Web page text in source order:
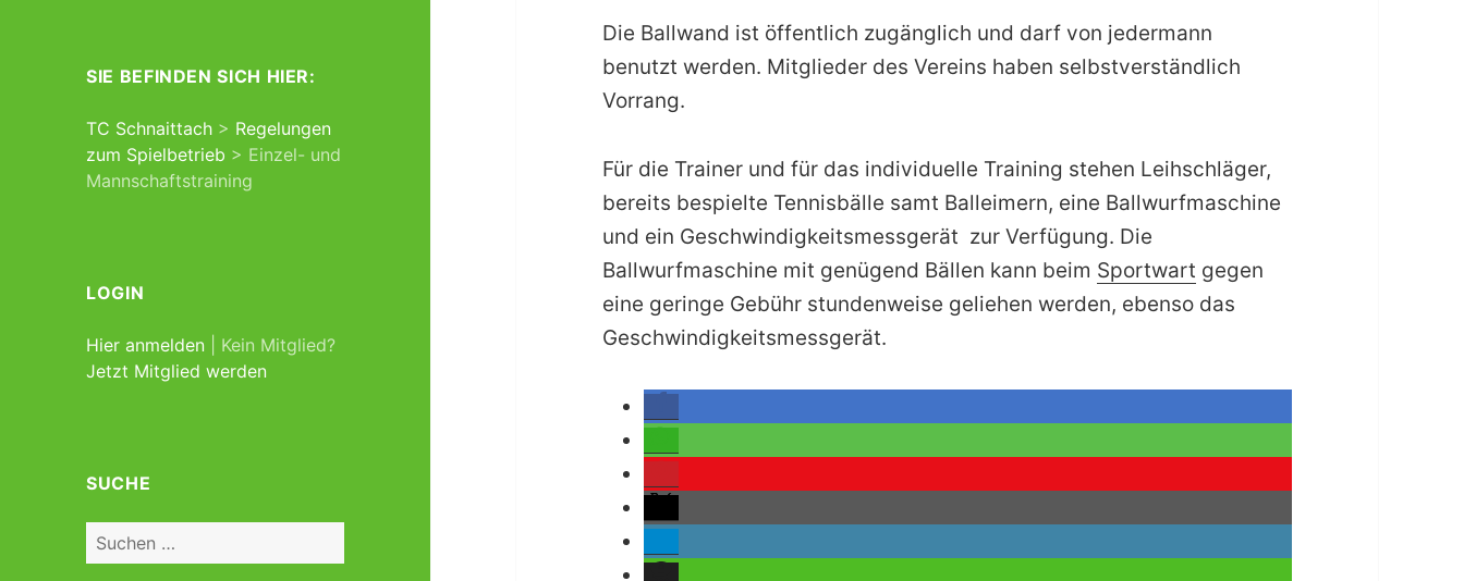
SIE BEFINDEN SICH HIER:
TC Schnaittach > Regelungen
zum Spielbetrieb > Einzel- und
Mannschaftstraining
LOGIN
Hier anmelden | Kein Mitglied?
Jetzt Mitglied werden
SUCHE
Suchen
nach:
Die Ballwand ist öffentlich zugänglich und darf von jedermann
benutzt werden. Mitglieder des Vereins haben selbstverständlich
Vorrang.
Für die Trainer und für das individuelle Training stehen Leihschläger,
bereits bespielte Tennisbälle samt Balleimern, eine Ballwurfmaschine
und ein Geschwindigkeitsmessgerät zur Verfügung. Die
Ballwurfmaschine mit genügend Bällen kann beim Sportwart gegen
eine geringe Gebühr stundenweise geliehen werden, ebenso das
Geschwindigkeitsmessgerät.